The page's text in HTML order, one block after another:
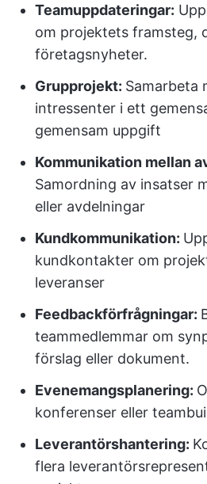
Teamuppdateringar:
om projektets framsteg,
företagsnyheter.
Grupprojekt: Samarbeta
intressenter i ett
gemensam uppgift
Kommunikation mellan
Samordning av insatser
eller avdelningar
Kundkommunikation:
kundkontakter om
leveranser
Feedbackförfrågningar:
teammedlemmar om
förslag eller dokument.
Evenemangsplanering:
konferenser eller
Leverantörshantering:
flera